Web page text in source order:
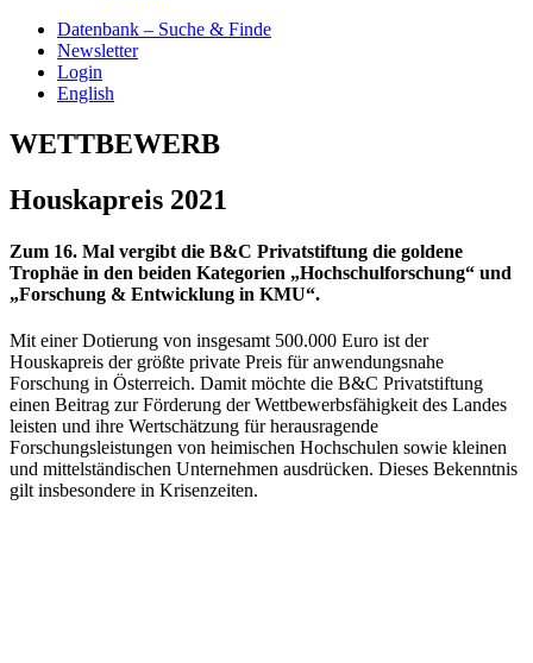
Datenbank – Suche & Finde
Newsletter
Login
English
WETTBEWERB
Houskapreis 2021
Zum 16. Mal vergibt die B&C Privatstiftung die goldene
Trophäe in den beiden Kategorien „Hochschulforschung“ und
„Forschung & Entwicklung in KMU“.
Mit einer Dotierung von insgesamt 500.000 Euro ist der
Houskapreis der größte private Preis für anwendungsnahe
Forschung in Österreich. Damit möchte die B&C Privatstiftung
einen Beitrag zur Förderung der Wettbewerbsfähigkeit des Landes
leisten und ihre Wertschätzung für herausragende
Forschungsleistungen von heimischen Hochschulen sowie kleinen
und mittelständischen Unternehmen ausdrücken. Dieses Bekenntnis
gilt insbesondere in Krisenzeiten.